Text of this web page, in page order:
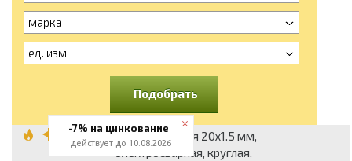
марка
ед. изм.
Подобрать
Труба стальная 20x1.5 мм,
электросварная, круглая,
-7% на цинкование
действует до 10.08.2026